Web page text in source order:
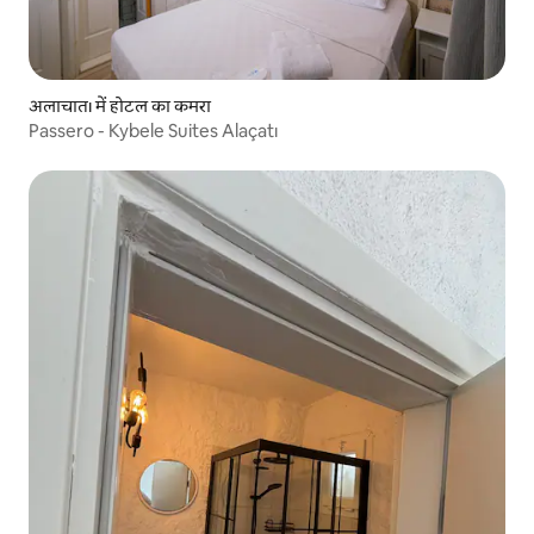
अलाचातı में होटल का कमरा
Passero - Kybele Suites Alaçatı